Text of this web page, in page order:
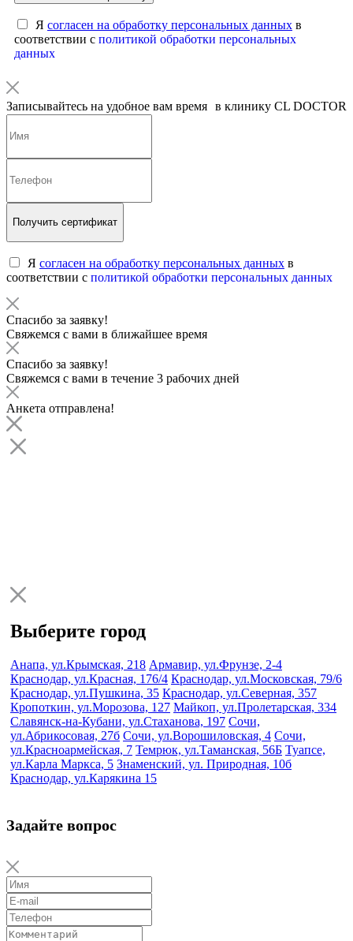
Я согласен на обработку персональных данных в
соответствии с политикой обработки персональных
данных
Записывайтесь на удобное вам время в клинику CL DOCTOR
Получить сертификат
Я согласен на обработку персональных данных в
соответствии с политикой обработки персональных данных
Спасибо за заявку!
Свяжемся с вами в ближайшее время
Спасибо за заявку!
Свяжемся с вами в течение 3 рабочих дней
Анкета отправлена!
Выберите город
Анапа, ул.Крымская, 218 Армавир, ул.Фрунзе, 2-4
Краснодар, ул.Красная, 176/4 Краснодар, ул.Московская, 79/6
Краснодар, ул.Пушкина, 35 Краснодар, ул.Северная, 357
Кропоткин, ул.Морозова, 127 Майкоп, ул.Пролетарская, 334
Славянск-на-Кубани, ул.Стаханова, 197 Сочи,
ул.Абрикосовая, 27б Сочи, ул.Ворошиловская, 4 Сочи,
ул.Красноармейская, 7 Темрюк, ул.Таманская, 56Б Туапсе,
ул.Карла Маркса, 5 Знаменский, ул. Природная, 10б
Краснодар, ул.Карякина 15
Задайте вопрос